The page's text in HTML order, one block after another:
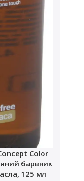
Color
барвник
125 мл